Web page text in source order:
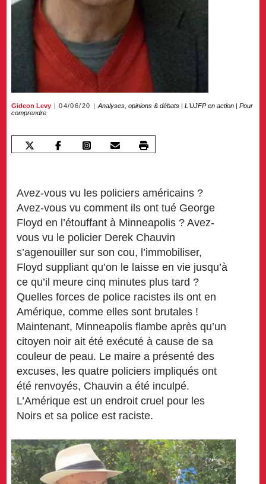
Gideon Levy 04/06/20 Analyses, opinions & débats |L'UJFP en action |Pour
comprendre
Avez-vous vu les policiers américains ?
Avez-vous vu comment ils ont tué George
Floyd en l’étouffant à Minneapolis ? Avez-
vous vu le policier Derek Chauvin
s’agenouiller sur son cou, l’immobiliser,
Floyd suppliant qu’on le laisse en vie jusqu’à
ce qu’il meure cinq minutes plus tard ?
Quelles forces de police racistes ils ont en
Amérique, comme elles sont brutales !
Maintenant, Minneapolis flambe après qu’un
citoyen noir ait été exécuté à cause de sa
couleur de peau. Le maire a présenté des
excuses, les quatre policiers impliqués ont
été renvoyés, Chauvin a été inculpé.
L’Amérique est un endroit cruel pour les
Noirs et sa police est raciste.